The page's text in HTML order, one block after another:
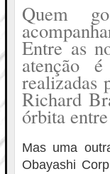
Quem
Entre as
atenção
realizadas
Richard
órbita
Mas uma
Obayashi